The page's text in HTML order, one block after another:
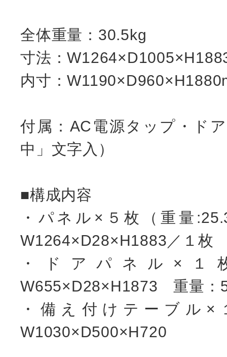
全体重量：30.5kg
寸法：
内寸：
付属：AC電源タップ・ド
中」文字入）
■構成内容
・パネル×５枚（重量
W1264×D28×H1883／１枚
・ドアパネル×
W655×D28×H1873 重量：
・備え付けテーブル
W1030×D500×H720